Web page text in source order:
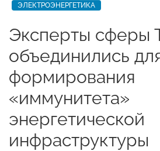
ЭЛЕКТРОЭНЕРГЕТИКА
Эксперты сферы
объединились
формирования
«иммунитета»
энергетической
инфраструктуры